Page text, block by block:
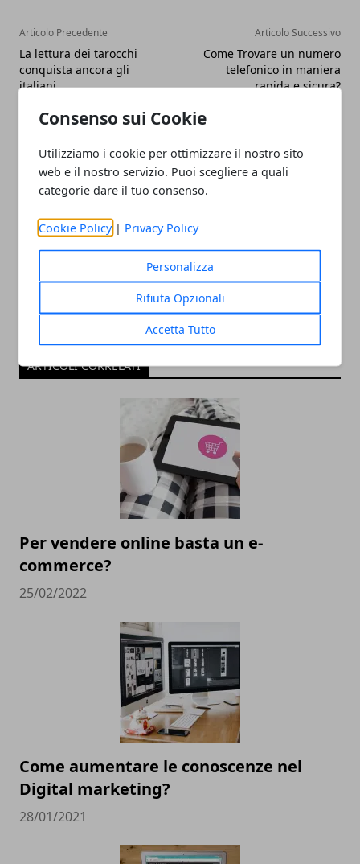
Consenso sui Cookie
Utilizziamo i cookie per ottimizzare il nostro sito
web e il nostro servizio. Puoi scegliere a quali
categorie dare il tuo consenso.
Cookie Policy | Privacy Policy
Personalizza
Rifiuta Opzionali
Accetta Tutto
Articolo Precedente
La lettura dei tarocchi
conquista ancora gli
italiani
Articolo Successivo
Come Trovare un numero
telefonico in maniera
rapida e sicura?
ARTICOLI CORRELATI
Per vendere online basta un e-
commerce?
25/02/2022
Come aumentare le conoscenze nel
Digital marketing?
28/01/2021